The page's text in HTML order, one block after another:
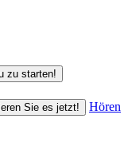
zu starten!
Sie es jetzt!
Hören